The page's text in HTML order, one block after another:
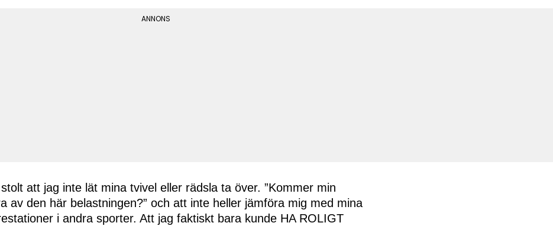
att jag inte lät mina tvivel eller rädsla ta över. ”Kommer min
av den här belastningen?” och att inte heller jämföra mig med mina
i andra sporter. Att jag faktiskt bara kunde HA ROLIGT